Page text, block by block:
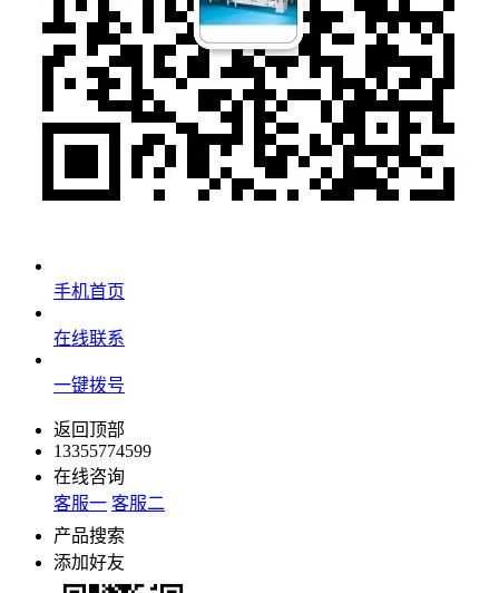
手机首页
在线联系
一键拨号
返回顶部
13355774599
在线咨询
客服一 客服二
产品搜索
添加好友